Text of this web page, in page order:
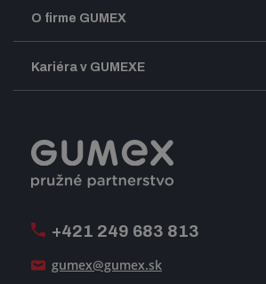
+421 249 683 813
gumex@gumex.sk
Doprava a zasielanie tovaru
Obchodné podmienky
Registrácia a spolupráca
Firemný časopis Géčko
O firme GUMEX
Predstavenie firmy GUMEX
Úpravy na mieru a montáže
Kariéra v GUMEXE
Voľné pracovné miesta